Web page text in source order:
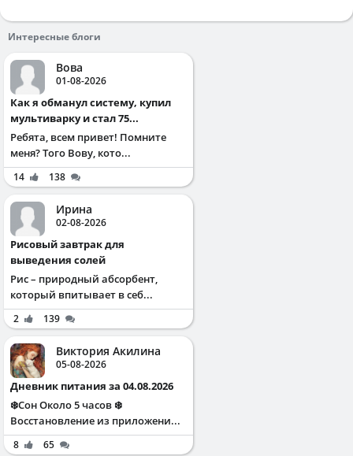
Интересные блоги
Вова
01-08-2026
Как я обманул систему, купил
мультиварку и стал 75...
Ребята, всем привет! Помните
меня? Того Вову, кото...
14 138
Ирина
02-08-2026
Рисовый завтрак для
выведения солей
Рис – природный абсорбент,
который впитывает в себ...
2 139
Виктория Акилина
05-08-2026
Дневник питания за 04.08.2026
❄️Сон Около 5 часов ❄️
Восстановление из приложени...
8
65